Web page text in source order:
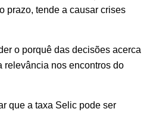
prazo, tende a causar crises
o porquê das decisões acerca
relevância nos encontros do
que a taxa Selic pode ser